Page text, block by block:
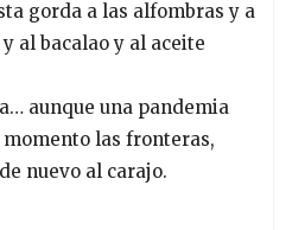
gorda a las alfombras y a
al bacalao y al aceite
aunque una pandemia
las fronteras,
nuevo al carajo.